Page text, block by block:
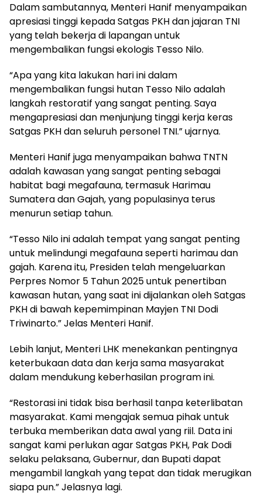
Dalam sambutannya, Menteri Hanif menyampaikan
apresiasi tinggi kepada Satgas PKH dan jajaran TNI
yang telah bekerja di lapangan untuk
mengembalikan fungsi ekologis Tesso Nilo.
“Apa yang kita lakukan hari ini dalam
mengembalikan fungsi hutan Tesso Nilo adalah
langkah restoratif yang sangat penting. Saya
mengapresiasi dan menjunjung tinggi kerja keras
Satgas PKH dan seluruh personel TNI.” ujarnya.
Menteri Hanif juga menyampaikan bahwa TNTN
adalah kawasan yang sangat penting sebagai
habitat bagi megafauna, termasuk Harimau
Sumatera dan Gajah, yang populasinya terus
menurun setiap tahun.
“Tesso Nilo ini adalah tempat yang sangat penting
untuk melindungi megafauna seperti harimau dan
gajah. Karena itu, Presiden telah mengeluarkan
Perpres Nomor 5 Tahun 2025 untuk penertiban
kawasan hutan, yang saat ini dijalankan oleh Satgas
PKH di bawah kepemimpinan Mayjen TNI Dodi
Triwinarto.” Jelas Menteri Hanif.
Lebih lanjut, Menteri LHK menekankan pentingnya
keterbukaan data dan kerja sama masyarakat
dalam mendukung keberhasilan program ini.
“Restorasi ini tidak bisa berhasil tanpa keterlibatan
masyarakat. Kami mengajak semua pihak untuk
terbuka memberikan data awal yang riil. Data ini
sangat kami perlukan agar Satgas PKH, Pak Dodi
selaku pelaksana, Gubernur, dan Bupati dapat
mengambil langkah yang tepat dan tidak merugikan
siapa pun.” Jelasnya lagi.